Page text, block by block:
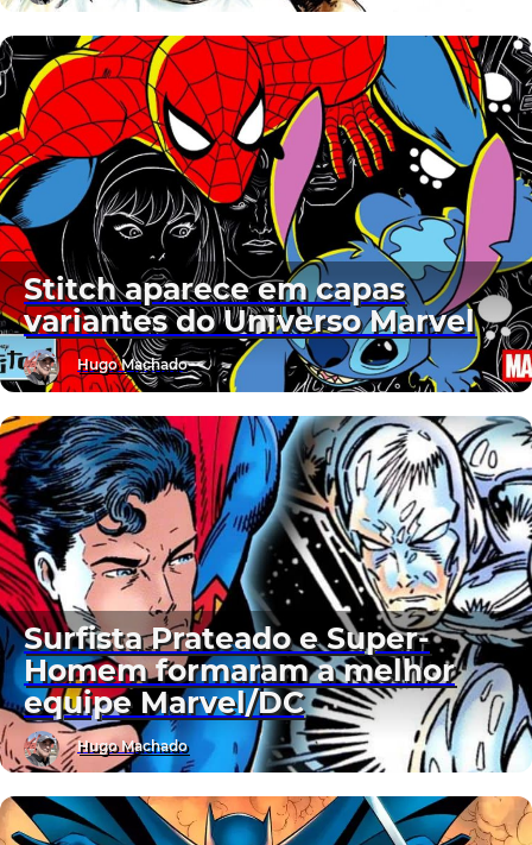
Stitch aparece em capas
variantes do Universo Marvel
Hugo Machado
Surfista Prateado e Super-
Homem formaram a melhor
equipe Marvel/DC
Hugo Machado